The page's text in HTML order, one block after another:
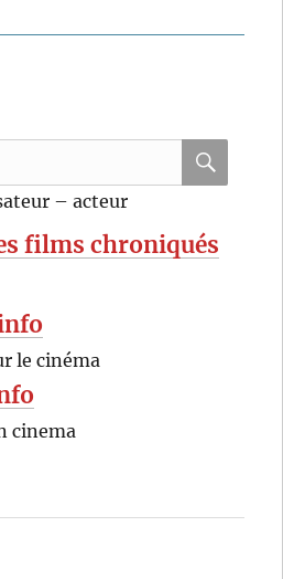
– acteur
films chroniqués
le cinéma
cinema